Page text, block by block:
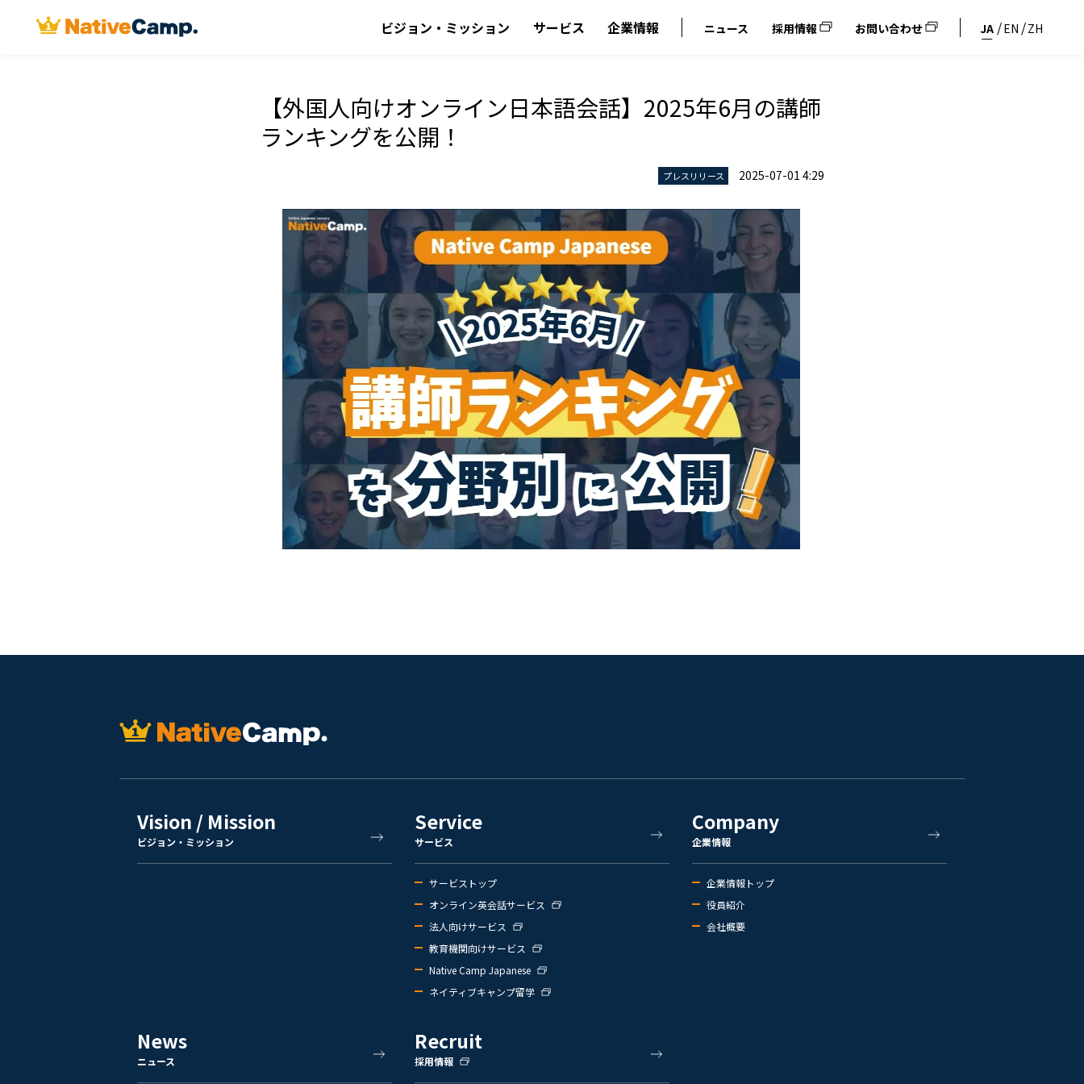
ビジョン・ミッション サービス 企業情報 ニュース 採用情報 お問い合わせ JA EN ZH
【外国人向けオンライン日本語会話】2025年6月の講師
ランキングを公開！
プレスリリース 2025-07-01 4:29
Vision / Mission
ビジョン・ミッション
Service
サービス
サービストップ
オンライン英会話サービス
法人向けサービス
教育機関向けサービス
Native Camp Japanese
ネイティブキャンプ留学
Company
企業情報
企業情報トップ
役員紹介
会社概要
News
ニュース
Recruit
採用情報